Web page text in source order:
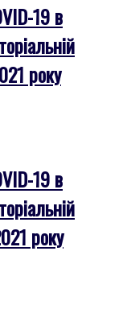
19 в
року
19 в
року